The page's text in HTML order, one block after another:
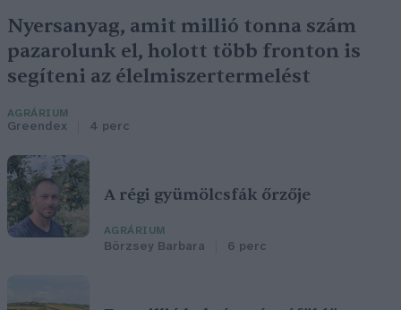
Nyersanyag, amit millió tonna szám
pazarolunk el, holott több fronton is
segíteni az élelmiszertermelést
AGRÁRIUM
Greendex 4 perc
A régi gyümölcsfák őrzője
AGRÁRIUM
Börzsey Barbara 6 perc